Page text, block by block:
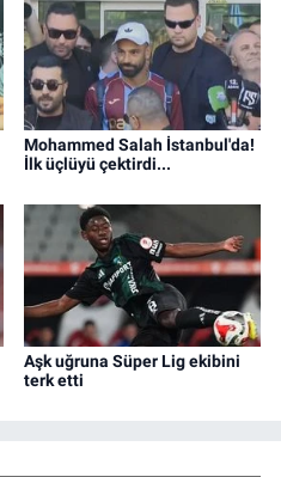
Mohammed Salah İstanbul'da!
İlk üçlüyü çektirdi...
Aşk uğruna Süper Lig ekibini
terk etti